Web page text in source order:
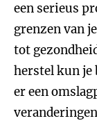
een serieus
grenzen van
tot
herstel kun je
er een